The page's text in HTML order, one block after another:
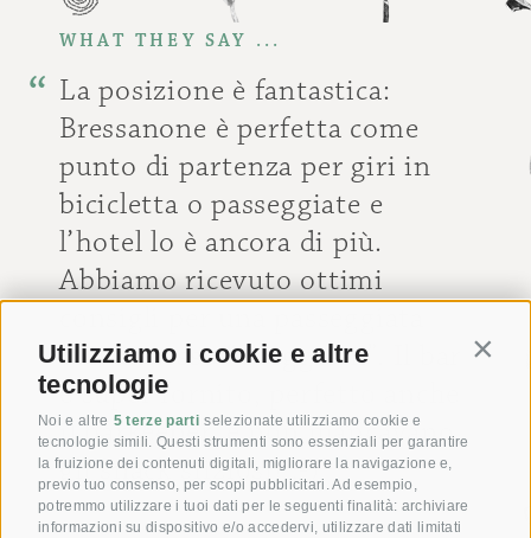
Utilizziamo i cookie e altre
tecnologie
Noi e altre 5 terze parti selezionate utilizziamo cookie e
tecnologie simili. Questi strumenti sono essenziali per garantire
la fruizione dei contenuti digitali, migliorare la navigazione e,
previo tuo consenso, per scopi pubblicitari. Ad esempio,
potremmo utilizzare i tuoi dati per le seguenti finalità: archiviare
informazioni su dispositivo e/o accedervi, utilizzare dati limitati
WHAT THEY SAY ...
La posizione è fantastica:
Bressanone è perfetta come
punto di partenza per giri in
bicicletta o passeggiate e
l’hotel lo è ancora di più.
Abbiamo ricevuto ottimi
con annesso “Törggelen”. Il bar
è super fornito, perfetto anche
il barkeeper, e non mancavano
gli snack sfiziosi! ;-)
[ ... ]